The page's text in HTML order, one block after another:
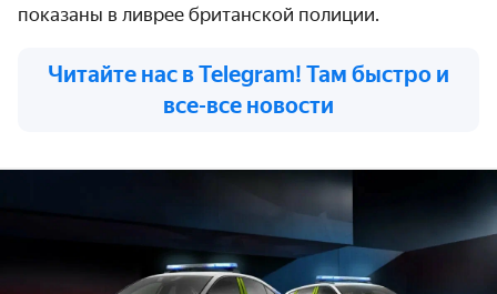
показаны в ливрее британской полиции.
Читайте нас в Telegram! Там быстро и
все-все новости